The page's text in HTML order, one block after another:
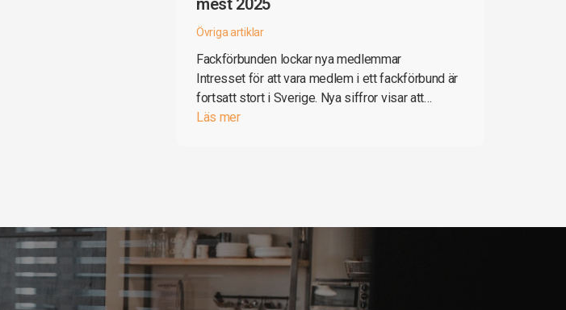
mest 2025
Övriga artiklar
Fackförbunden lockar nya medlemmar
Intresset för att vara medlem i ett fackförbund är
fortsatt stort i Sverige. Nya siffror visar att…
Läs mer